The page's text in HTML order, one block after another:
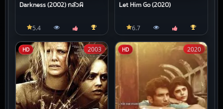
Darkness (2002) กลัวผี
5.4
Let Him Go (2020)
6.7
HD 2003 HD 2020